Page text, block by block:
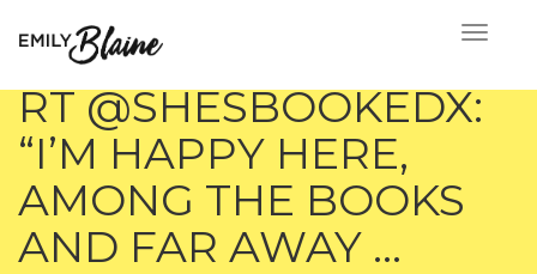
RT @SHESBOOKEDX:
“I’M HAPPY HERE,
AMONG THE BOOKS
AND FAR AWAY …